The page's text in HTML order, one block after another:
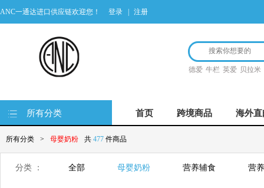
ANC一通达进口供应链欢迎您！ 登录 注册
德爱 牛栏 英爱 贝拉米
所有分类 首页 跨境商品 海外直
所有分类 > 母婴奶粉 共 477 件商品
分类 ： 全部 母婴奶粉 营养辅食 营